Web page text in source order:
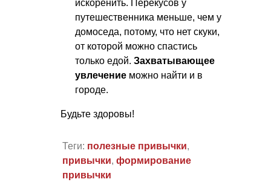
искоренить. Перекусов у
путешественника меньше, чем у
домоседа, потому, что нет скуки,
от которой можно спастись
только едой. Захватывающее
увлечение можно найти и в
городе.
Будьте здоровы!
Теги: полезные привычки,
привычки, формирование
привычки